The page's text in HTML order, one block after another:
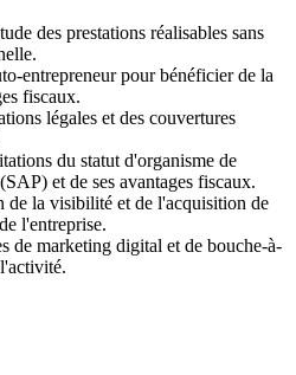
des prestations réalisables sans
entrepreneur pour bénéficier de la
fiscaux.
légales et des couvertures
du statut d'organisme de
et de ses avantages fiscaux.
de la visibilité et de l'acquisition de
l'entreprise.
de marketing digital et de bouche-à-